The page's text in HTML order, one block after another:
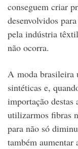
conseguem criar
desenvolvidos
pela indústria
não ocorra.
A moda brasileira
sintéticas e,
importação
utilizarmos fibras
para não só
também aumentar